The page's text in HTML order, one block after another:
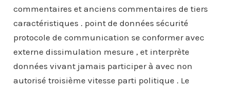
commentaires et anciens commentaires de tiers
caractéristiques . point de données sécurité
protocole de communication se conformer avec
externe dissimulation mesure , et interprète
données vivant jamais participer à avec non
autorisé troisième vitesse parti politique . Le